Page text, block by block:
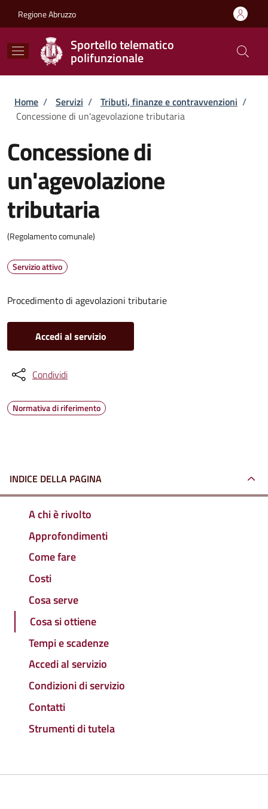
Regione Abruzzo
Sportello telematico
polifunzionale
Briciole di pane
Home / Servizi / Tributi, finanze e contravvenzioni /
Concessione di un'agevolazione tributaria
Concessione di
un'agevolazione
tributaria
(Regolamento comunale)
Servizio attivo
Procedimento di agevolazioni tributarie
Accedi al servizio
Condividi
Normativa di riferimento
INDICE DELLA PAGINA
A chi è rivolto
Approfondimenti
Come fare
Costi
Cosa serve
Cosa si ottiene
Tempi e scadenze
Accedi al servizio
Condizioni di servizio
Contatti
Strumenti di tutela